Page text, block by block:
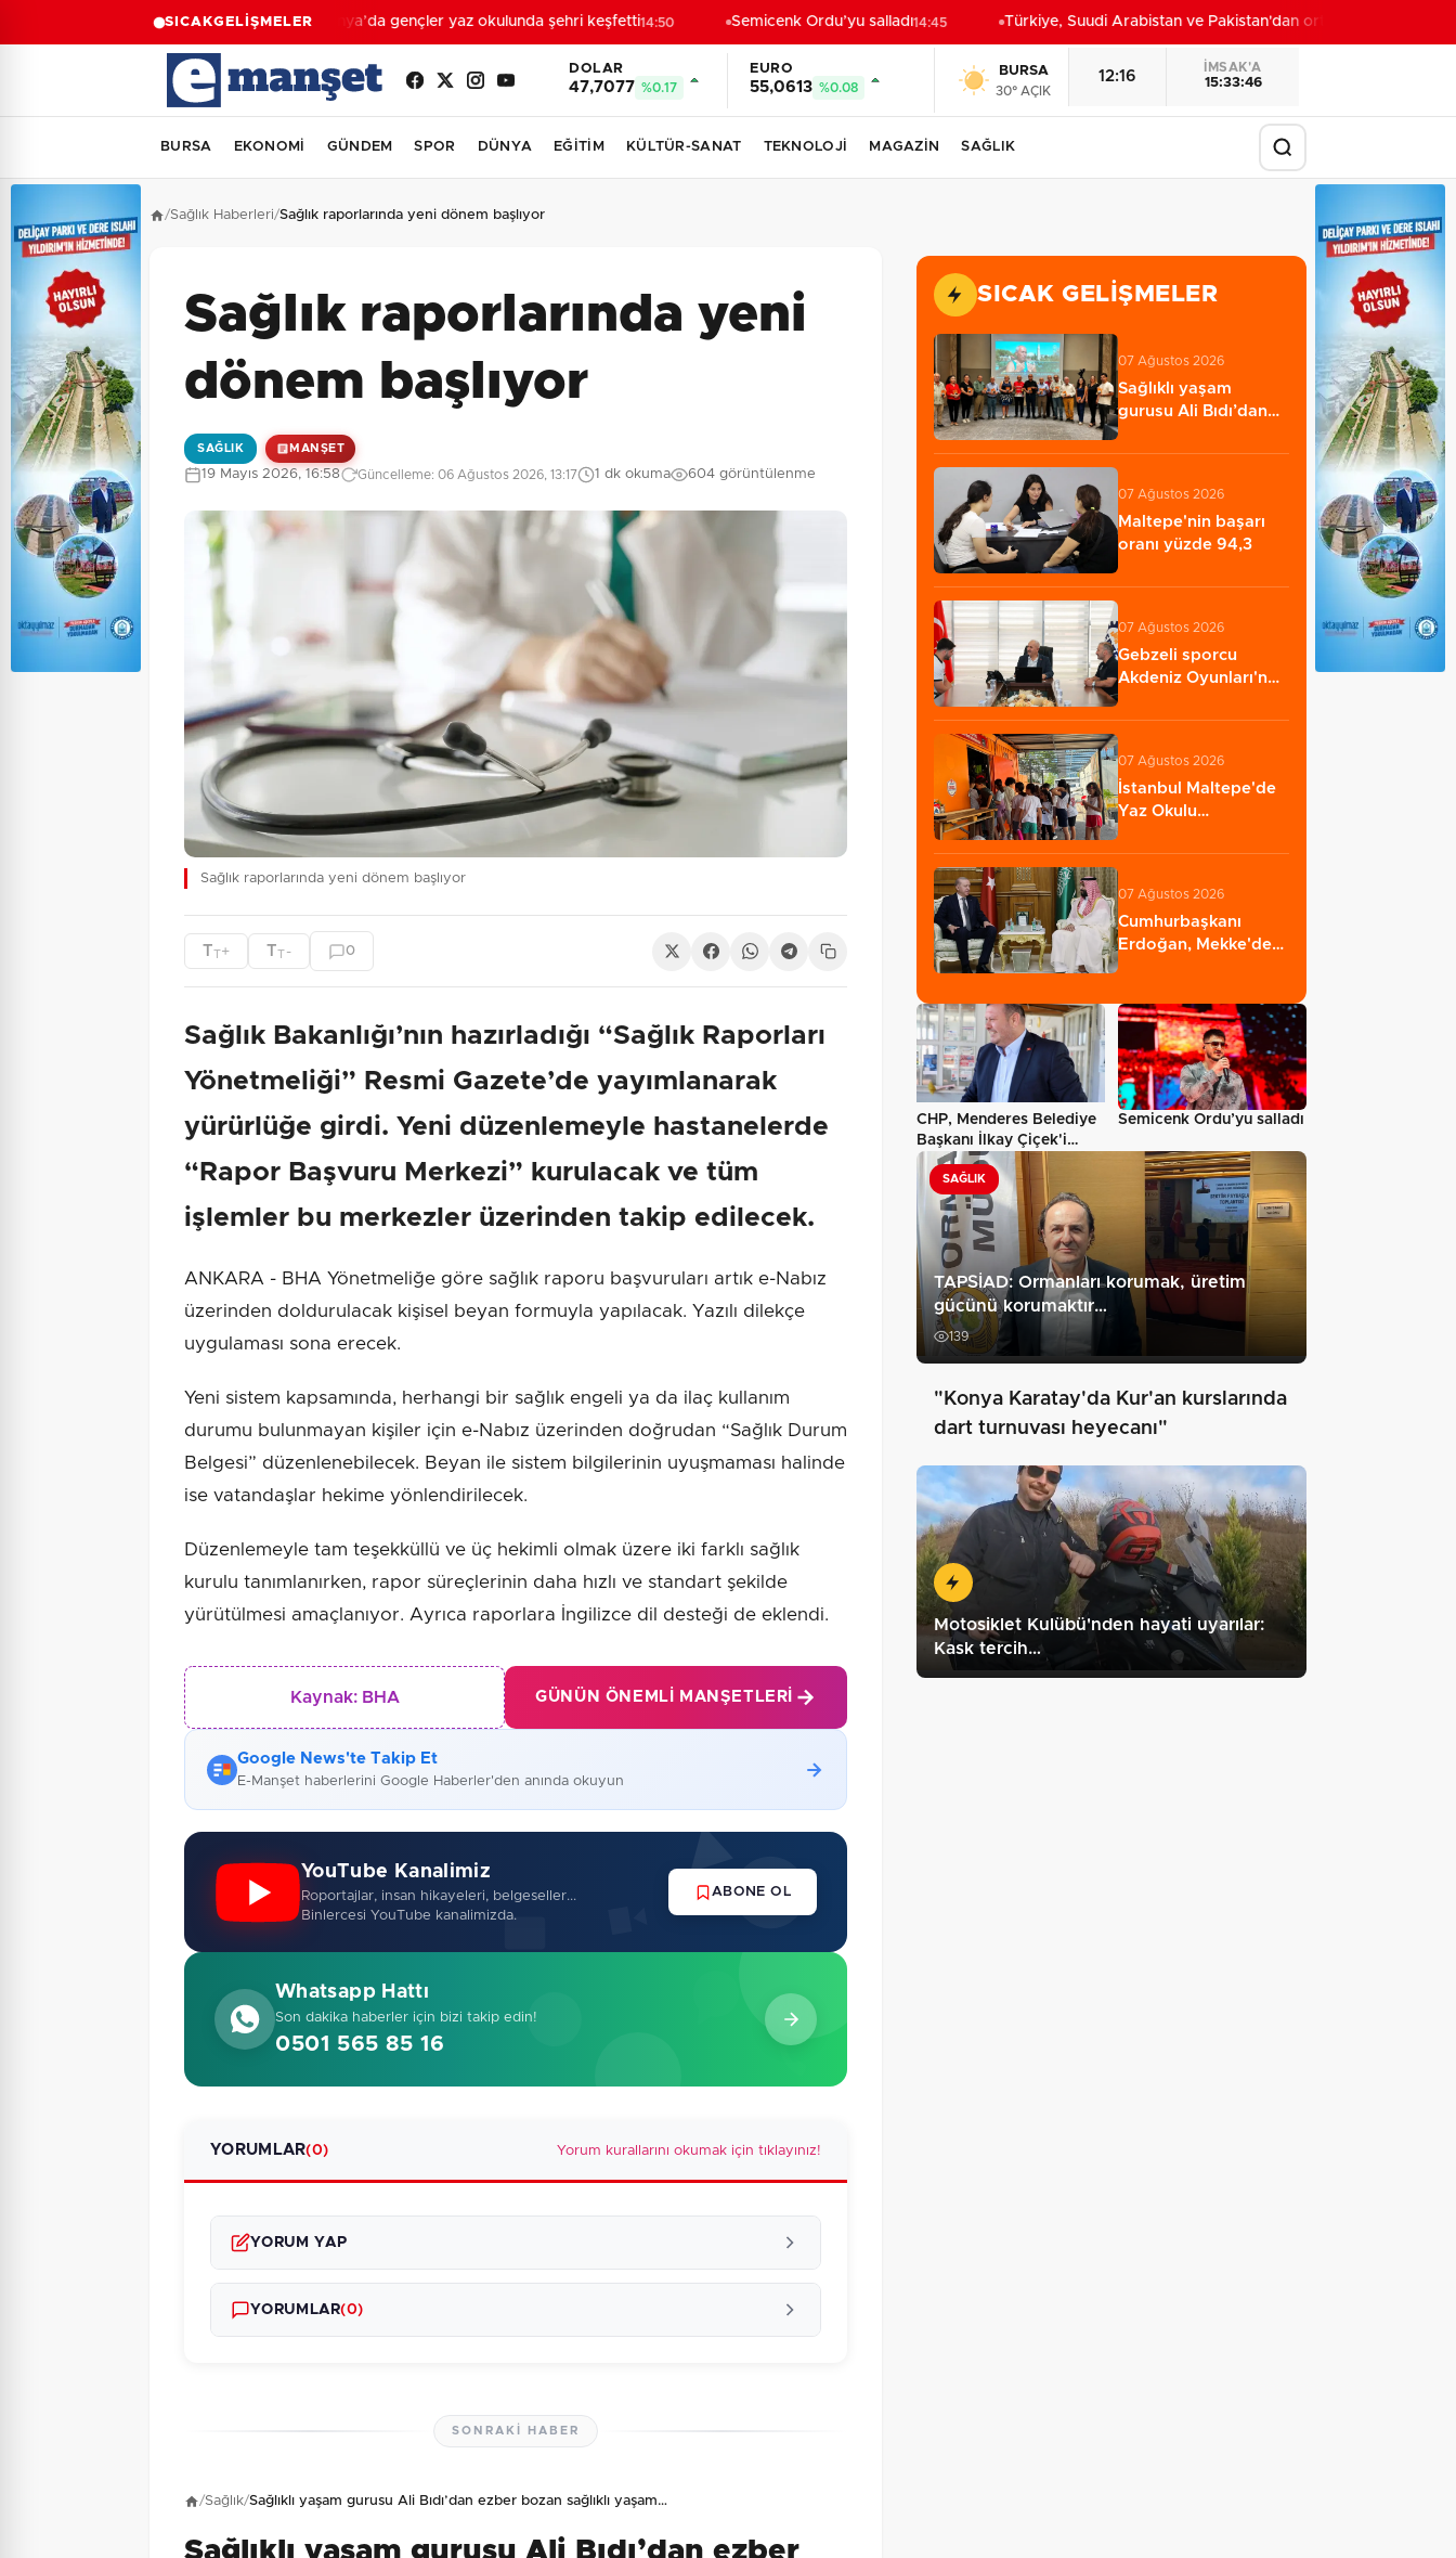
SICAKGELİŞMELERKonya’da gençler yaz okulunda şehri keşfetti14:50 Semicenk Ordu’yu salladı14:45 Türkiye, Suudi Arabistan ve Pakistan'dan ortak savunma
DOLAR
47,7077 %0.17
EURO
55,0613 %0.08
BURSA
30° AÇIK
12:16
İMSAK'A
15:33:44
BURSA EKONOMİ GÜNDEM SPOR DÜNYA EĞİTİM KÜLTÜR-SANAT TEKNOLOJİ MAGAZİN SAĞLIK
/Sağlık Haberleri/Sağlık raporlarında yeni dönem başlıyor
Sağlık raporlarında yeni
dönem başlıyor
SAĞLIK MANŞET
19 Mayıs 2026, 16:58 Güncelleme: 06 Ağustos 2026, 13:17 1 dk okuma 604 görüntülenme
Sağlık raporlarında yeni dönem başlıyor
TT+ TT - 0
Sağlık Bakanlığı’nın hazırladığı “Sağlık Raporları
Yönetmeliği” Resmi Gazete’de yayımlanarak
yürürlüğe girdi. Yeni düzenlemeyle hastanelerde
“Rapor Başvuru Merkezi” kurulacak ve tüm
işlemler bu merkezler üzerinden takip edilecek.
ANKARA - BHA Yönetmeliğe göre sağlık raporu başvuruları artık e-Nabız
üzerinden doldurulacak kişisel beyan formuyla yapılacak. Yazılı dilekçe
uygulaması sona erecek.
Yeni sistem kapsamında, herhangi bir sağlık engeli ya da ilaç kullanım
durumu bulunmayan kişiler için e-Nabız üzerinden doğrudan “Sağlık Durum
Belgesi” düzenlenebilecek. Beyan ile sistem bilgilerinin uyuşmaması halinde
ise vatandaşlar hekime yönlendirilecek.
Düzenlemeyle tam teşekküllü ve üç hekimli olmak üzere iki farklı sağlık
kurulu tanımlanırken, rapor süreçlerinin daha hızlı ve standart şekilde
yürütülmesi amaçlanıyor. Ayrıca raporlara İngilizce dil desteği de eklendi.
Kaynak: BHA GÜNÜN ÖNEMLI MANŞETLERI
Google News'te Takip Et
E-Manşet haberlerini Google Haberler'den anında okuyun
YouTube Kanalimiz
Roportajlar, insan hikayeleri, belgeseller...
Binlercesi YouTube kanalimizda.
ABONE OL
Whatsapp Hattı
Son dakika haberler için bizi takip edin!
0501 565 85 16
YORUMLAR(0) Yorum kurallarını okumak için tıklayınız!
YORUM YAP
YORUMLAR(0)
SONRAKI HABER
/Sağlık/Sağlıklı yaşam gurusu Ali Bıdı’dan ezber bozan sağlıklı yaşam…
Sağlıklı yaşam gurusu Ali Bıdı’dan ezber
SICAK GELIŞMELER
07 Ağustos 2026
Sağlıklı yaşam
gurusu Ali Bıdı’dan
07 Ağustos 2026
Maltepe'nin başarı
oranı yüzde 94,3
07 Ağustos 2026
Gebzeli sporcu
Akdeniz Oyunları'nda
07 Ağustos 2026
İstanbul Maltepe'de
Yaz Okulu
bilinci…
07 Ağustos 2026
Cumhurbaşkanı
Erdoğan, Mekke'de
CHP, Menderes Belediye
Başkanı İlkay Çiçek'i
kesin…
Semicenk Ordu’yu salladı
SAĞLIK
TAPSİAD: Ormanları korumak, üretim
gücünü korumaktır…
139
"Konya Karatay'da Kur'an kurslarında
dart turnuvası heyecanı"
Motosiklet Kulübü'nden hayati uyarılar:
Kask tercih…